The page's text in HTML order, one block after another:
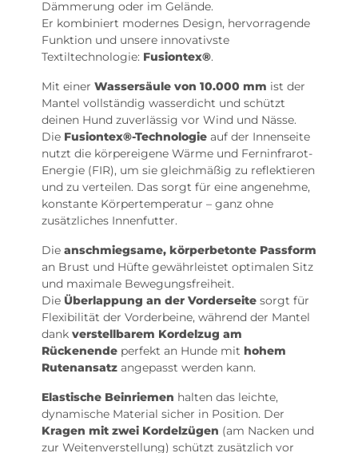
Dämmerung oder im Gelände.
Er kombiniert modernes Design, hervorragende
Funktion und unsere innovativste
Textiltechnologie: Fusiontex®.
Mit einer Wassersäule von 10.000 mm ist der
Mantel vollständig wasserdicht und schützt
deinen Hund zuverlässig vor Wind und Nässe.
Die Fusiontex®-Technologie auf der Innenseite
nutzt die körpereigene Wärme und Ferninfrarot-
Energie (FIR), um sie gleichmäßig zu reflektieren
und zu verteilen. Das sorgt für eine angenehme,
konstante Körpertemperatur – ganz ohne
zusätzliches Innenfutter.
Die anschmiegsame, körperbetonte Passform
an Brust und Hüfte gewährleistet optimalen Sitz
und maximale Bewegungsfreiheit.
Die Überlappung an der Vorderseite sorgt für
Flexibilität der Vorderbeine, während der Mantel
dank verstellbarem Kordelzug am
Rückenende perfekt an Hunde mit hohem
Rutenansatz angepasst werden kann.
Elastische Beinriemen halten das leichte,
dynamische Material sicher in Position. Der
Kragen mit zwei Kordelzügen (am Nacken und
zur Weitenverstellung) schützt zusätzlich vor